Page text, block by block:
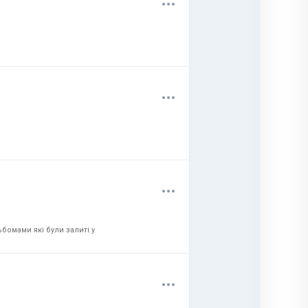
...
...
які були залиті у
...